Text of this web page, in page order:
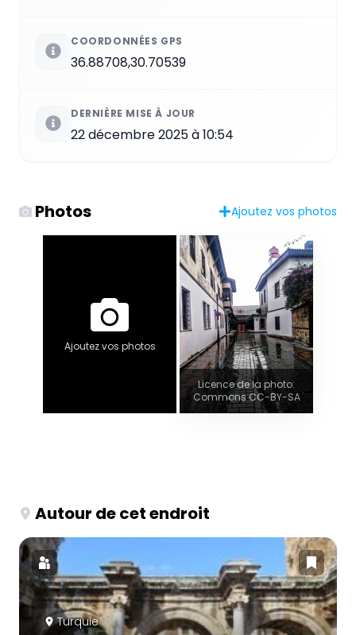
COORDONNÉES GPS
36.88708,30.70539
DERNIÈRE MISE À JOUR
22 décembre 2025 à 10:54
Photos Ajoutez vos photos
Ajoutez vos photos
Licence de la photo:
Commons CC-BY-SA
Autour de cet endroit
Turquie